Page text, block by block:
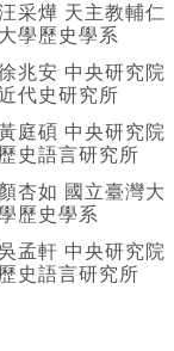
采燁 天主教輔仁
大學歷史學系
兆安 中央研究院
代史研究所
庭碩 中央研究院
歷史語言研究所
顏杏如 國立臺灣大
歷史學系
孟軒 中央研究院
歷史語言研究所